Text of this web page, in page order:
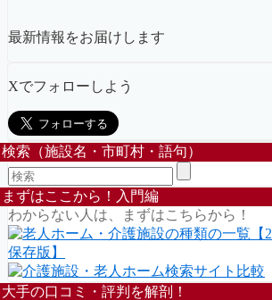
最新情報をお届けします
Xでフォローしよう
検索（施設名・市町村・語句）
まずはここから！入門編
わからない人は、まずはこちらから！
大手の口コミ・評判を解剖！